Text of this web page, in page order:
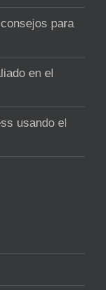
para
en el
usando el